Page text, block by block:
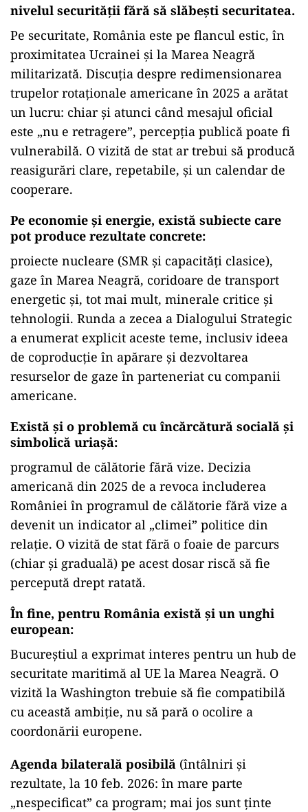
nivelul securității fără să slăbești securitatea.
Pe securitate, România este pe flancul estic, în
proximitatea Ucrainei și la Marea Neagră
militarizată. Discuția despre redimensionarea
trupelor rotaționale americane în 2025 a arătat
un lucru: chiar și atunci când mesajul oficial
este „nu e retragere”, percepția publică poate fi
vulnerabilă. O vizită de stat ar trebui să producă
reasigurări clare, repetabile, și un calendar de
cooperare.
Pe economie și energie, există subiecte care
pot produce rezultate concrete:
proiecte nucleare (SMR și capacități clasice),
gaze în Marea Neagră, coridoare de transport
energetic și, tot mai mult, minerale critice și
tehnologii. Runda a zecea a Dialogului Strategic
a enumerat explicit aceste teme, inclusiv ideea
de coproducție în apărare și dezvoltarea
resurselor de gaze în parteneriat cu companii
americane.
Există și o problemă cu încărcătură socială și
simbolică uriașă:
programul de călătorie fără vize. Decizia
americană din 2025 de a revoca includerea
României în programul de călătorie fără vize a
devenit un indicator al „climei” politice din
relație. O vizită de stat fără o foaie de parcurs
(chiar și graduală) pe acest dosar riscă să fie
percepută drept ratată.
În fine, pentru România există și un unghi
european:
Bucureștiul a exprimat interes pentru un hub de
securitate maritimă al UE la Marea Neagră. O
vizită la Washington trebuie să fie compatibilă
cu această ambiție, nu să pară o ocolire a
coordonării europene.
Agenda bilaterală posibilă (întâlniri și
rezultate, la 10 feb. 2026: în mare parte
„nespecificat” ca program; mai jos sunt ținte